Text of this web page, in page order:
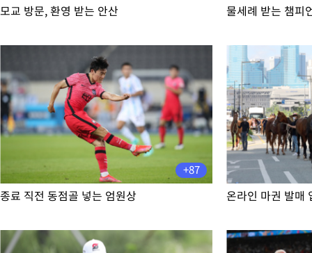
-5156초 전 >"미 전국적 살모네라 식중독 원인은 멕시코산 할라피뇨"-- CDC
-3550초 전 >[속보]합수본, '투표율 허위 입력' 중앙·서울·경기도 선관위 등
SK하이닉스, 용인·청주 팹에 54조 투자…"AI 메모리 수요 선
응"
-27638초 전 >여자배구 이재영·이다영 자매, 아제르바이잔 투란VC 입단
-26891초 전 >외국인 심판 성 접대 7경기 들여다보니…한국 축구 '5승 2무'
-26625초 전 >[속보]코스닥, 2.86포인트(0.36%) 내린 798.81마감
[속보]코스피, 6200선 약보합…0.60% 내린 6258.77에 마쳐
-26558초 전 >
[속보]원·달러 환율, 7.7원 내린 1416.1원 마감
-26447초 전 >[속보] 노원서 40.1도 관측…서울, 2018년 이후 첫 40도
-23537초 전 > [속보]종합특검, '계엄 수용공간 확보' 신용해 前교정본부장 기
-22381초 전 >
11시간 압수수색에 성접대 파문까지…'쑥대밭' 된 축구협회
모교 방문, 환영 받는 안산 물세례 받는 챔피
+87
종료 직전 동점골 넣는 엄원상 온라인 마권 발매